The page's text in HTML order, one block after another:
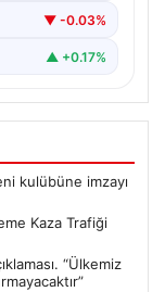
▼ -0.03%
▲ +0.17%
kulübüne imzayı
Kaza Trafiği
“Ülkemiz